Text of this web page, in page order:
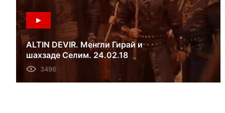
ALTIN DEVIR. Менгли Гирай и
шахзаде Селим. 24.02.18
3496